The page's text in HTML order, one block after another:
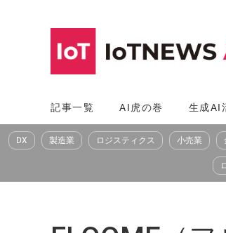
へ
ス
記事一覧 AI虎の巻 生成AI
DX 製造業 ロジスティクス 小売業